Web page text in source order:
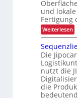
c
y
c
l
i
n
g
h
ö
f
i
e
u
n
d
P
r
z
i
t
s
s
i
c
h
e
r
h
e
und
Fertigung
Weiterlesen:
S
c
h
n
e
l
l
e
r
Die
nutzt die
die